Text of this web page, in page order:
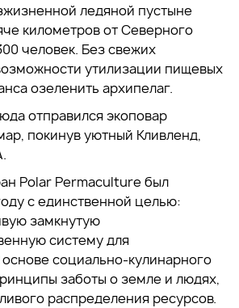
ледяной пустыне
километров от Северного
человек. Без свежих
утилизации пищевых
озеленить архипелаг.
отправился экоповар
покинув уютный Кливленд,
Polar Permaculture был
с единственной целью:
замкнутую
систему для
социально-кулинарного
заботы о земле и людях,
распределения ресурсов.